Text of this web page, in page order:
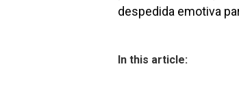
despedida emotiva
In this article: